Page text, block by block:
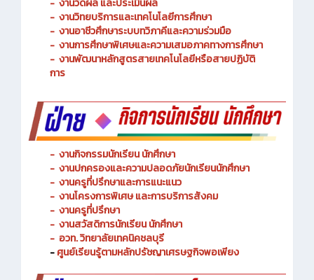
- งานพัฒนาหลักสูตรการจัดการเรียนรู้
- งานวัดผล และประเมินผล
- งานวิทยบริการและเทคโนโลยีการศึกษา
- งานอาชีวศึกษาระบบทวิภาคีและความร่วมมือ
- งานการศึกษาพิเศษและความเสมอภาคทางการศึกษา
- งานพัฒนาหลักสูตรสายเทคโนโลยีหรือสายปฏิบัติ
- งานกิจกรรมนักเรียน นักศึกษา
- งานปกครองและความปลอดภัยนักเรียนนักศึกษา
- งานครูที่ปรึกษาและการแนะแนว
- งานโครงการพิเศษ และการบริการ
- งานครูที่ปรึกษา
- งานสวัสดิการนักเรียน นักศึกษา
-อวท. วิทยาลัยเทคนิคชลบุรี
-ศูนย์เรียนรู้ตามหลักปรัชญาเศรษฐกิจพอเพียง